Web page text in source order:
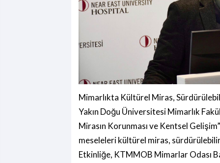
Mimarlıkta Kültürel Miras,
Yakın Doğu Üniversitesi Mimarlık
Mirasın Korunması ve Kentsel
meseleleri kültürel miras,
Etkinliğe, KTMMOB Mimarlar Odası